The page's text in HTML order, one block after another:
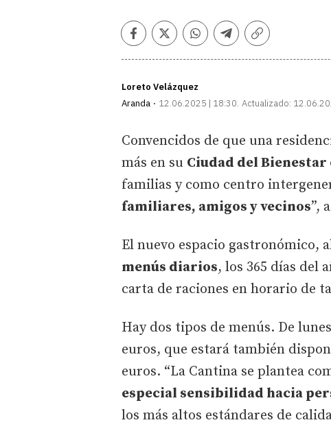
Facebook
TwitterWhatsapp
Telegram
Copiar
Loreto Velázquez
Aranda
12.06.2025 | 18:30 Actualizado:
Convencidos de que una
más en su Ciudad del Bienestar
familias y como centro
familiares, amigos y vecinos”,
El nuevo espacio gastronómico,
menús diarios, los 365 días del
carta de raciones en horario de
Hay dos tipos de menús. De
euros, que estará también
euros. “La Cantina se plantea
especial sensibilidad hacia
los más altos estándares de